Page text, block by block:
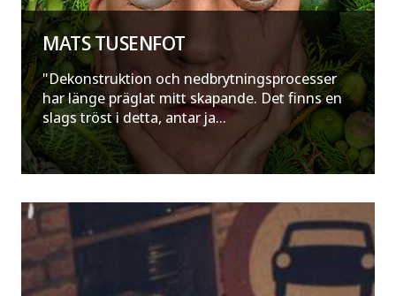
MATS TUSENFOT
"Dekonstruktion och nedbrytningsprocesser
har länge präglat mitt skapande. Det finns en
slags tröst i detta, antar ja...